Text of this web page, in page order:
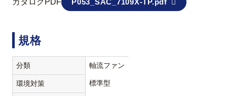
カタログPDF P053_SAC_7109X-TP.pdf
規格
分類 軸流ファン
環境対策 標準型